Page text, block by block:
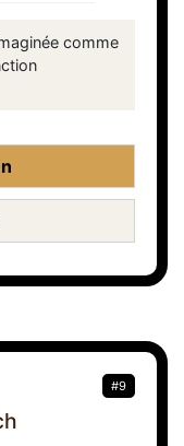
comme
#9